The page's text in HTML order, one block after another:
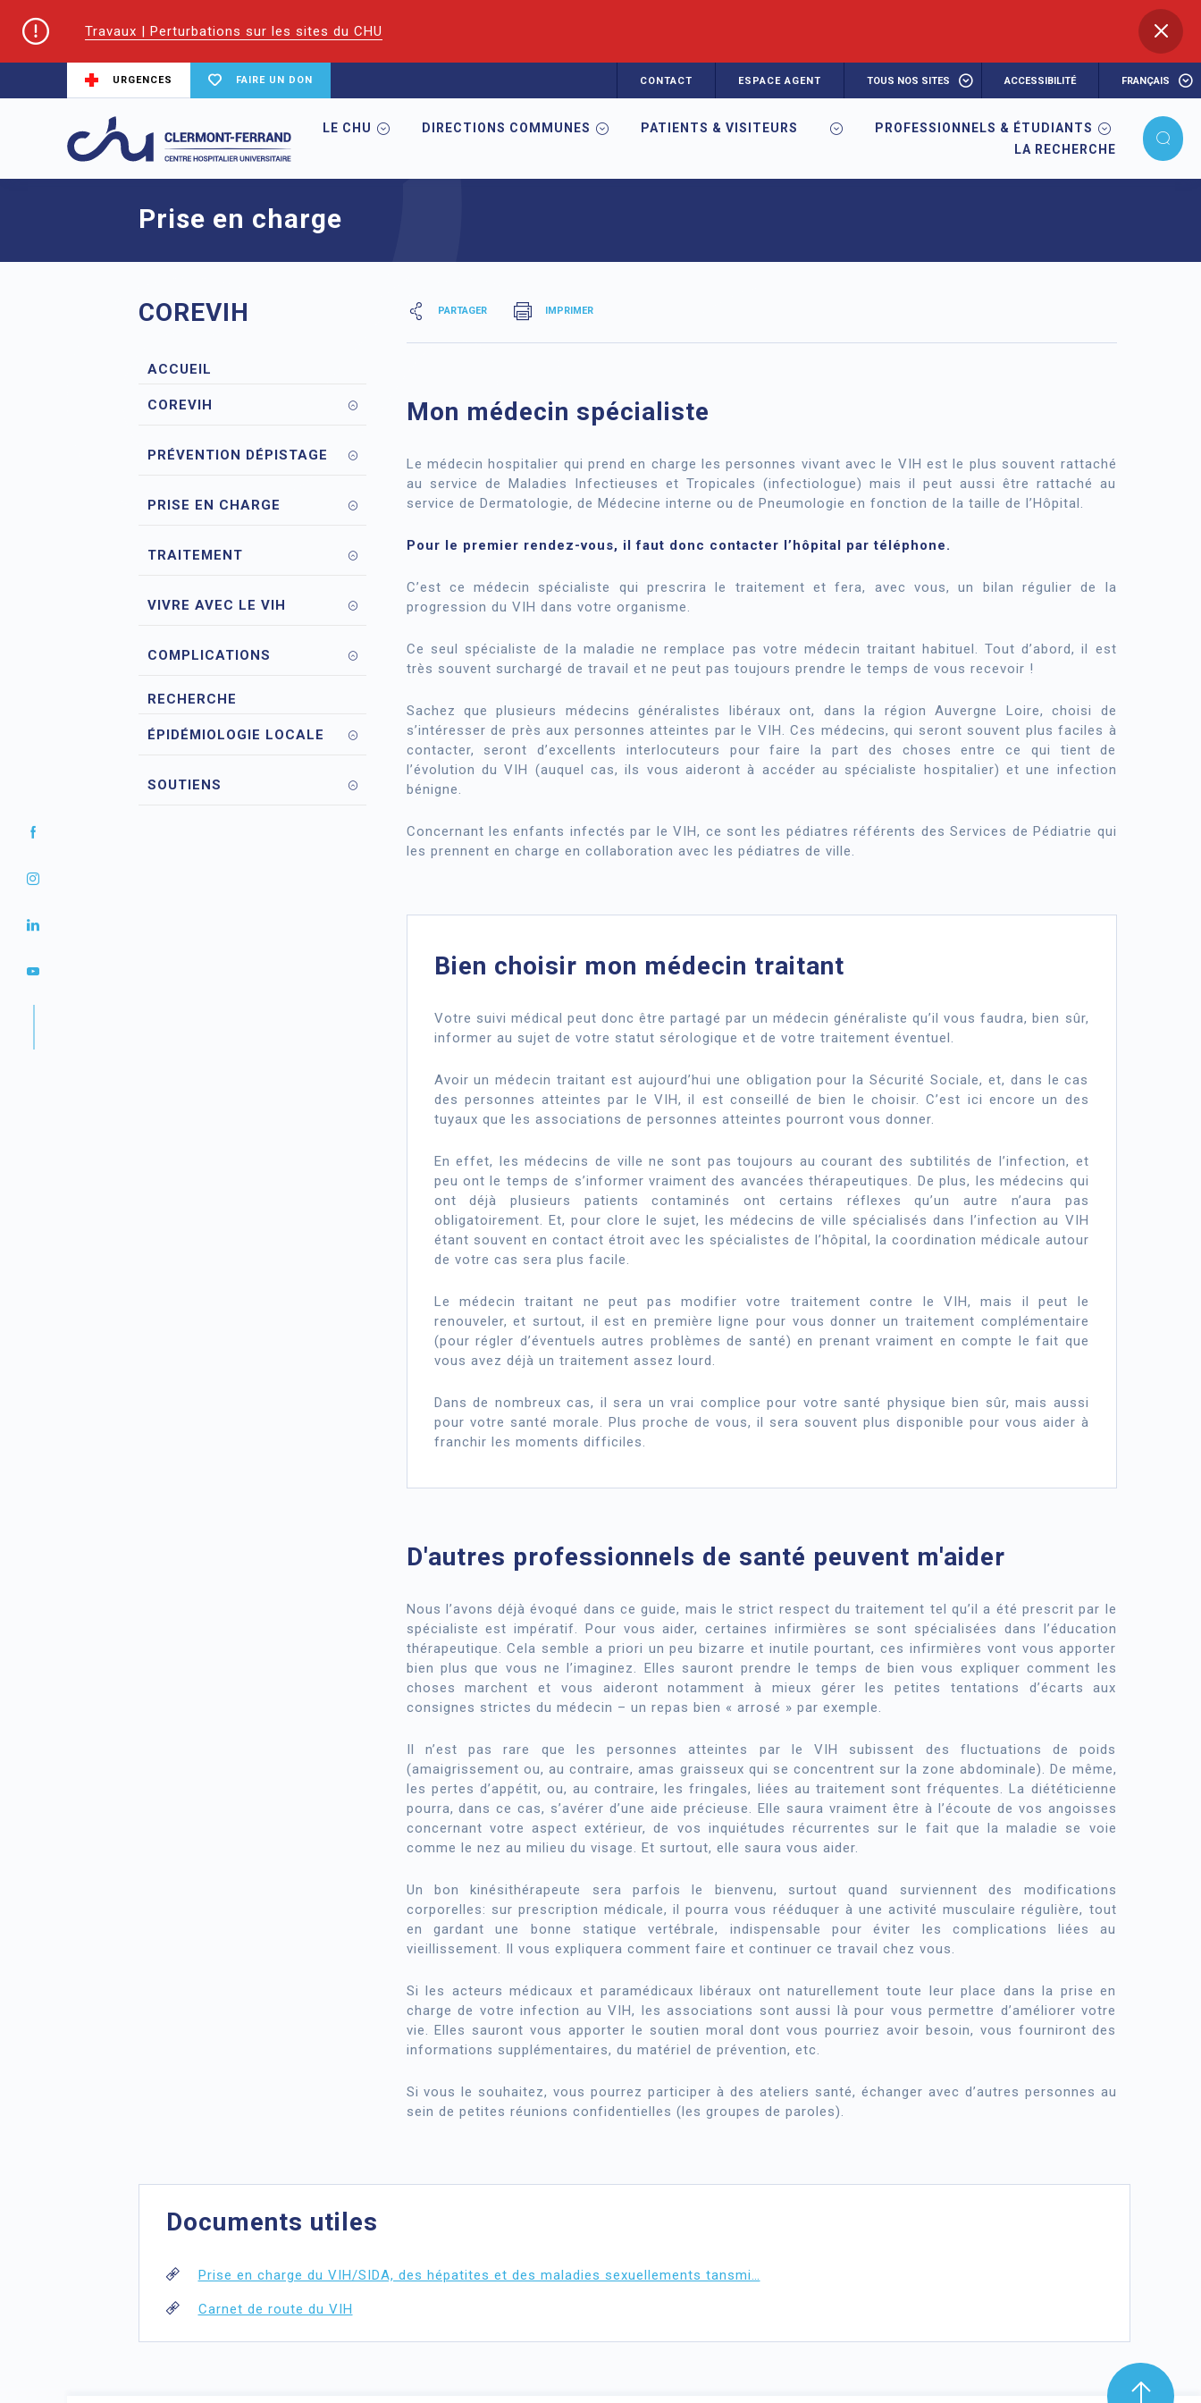
Travaux | Perturbations sur les sites du CHU
URGENCES FAIRE UN DON CONTACT ESPACE AGENT TOUS NOS SITES ACCESSIBILITÉ FRANÇAIS
LE CHU DIRECTIONS COMMUNES PATIENTS & VISITEURS
PROFESSIONNELS & ÉTUDIANTS
LA RECHERCHE
Accueil CoReSS Auvergne Loire Prise en charge
Prise en charge
COREVIH
ACCUEIL
COREVIH
PRÉVENTION DÉPISTAGE
PRISE EN CHARGE
TRAITEMENT
VIVRE AVEC LE VIH
COMPLICATIONS
RECHERCHE
ÉPIDÉMIOLOGIE LOCALE
SOUTIENS
PARTAGER IMPRIMER
Mon médecin spécialiste
Le médecin hospitalier qui prend en charge les personnes vivant avec le VIH est le plus souvent rattaché
au service de Maladies Infectieuses et Tropicales (infectiologue) mais il peut aussi être rattaché au
service de Dermatologie, de Médecine interne ou de Pneumologie en fonction de la taille de l’Hôpital.
Pour le premier rendez-vous, il faut donc contacter l’hôpital par téléphone.
C’est ce médecin spécialiste qui prescrira le traitement et fera, avec vous, un bilan régulier de la
progression du VIH dans votre organisme.
Ce seul spécialiste de la maladie ne remplace pas votre médecin traitant habituel. Tout d’abord, il est
très souvent surchargé de travail et ne peut pas toujours prendre le temps de vous recevoir !
Sachez que plusieurs médecins généralistes libéraux ont, dans la région Auvergne Loire, choisi de
s’intéresser de près aux personnes atteintes par le VIH. Ces médecins, qui seront souvent plus faciles à
contacter, seront d’excellents interlocuteurs pour faire la part des choses entre ce qui tient de
l’évolution du VIH (auquel cas, ils vous aideront à accéder au spécialiste hospitalier) et une infection
bénigne.
Concernant les enfants infectés par le VIH, ce sont les pédiatres référents des Services de Pédiatrie qui
les prennent en charge en collaboration avec les pédiatres de ville.
Bien choisir mon médecin traitant
Votre suivi médical peut donc être partagé par un médecin généraliste qu’il vous faudra, bien sûr,
informer au sujet de votre statut sérologique et de votre traitement éventuel.
Avoir un médecin traitant est aujourd’hui une obligation pour la Sécurité Sociale, et, dans le cas
des personnes atteintes par le VIH, il est conseillé de bien le choisir. C’est ici encore un des
tuyaux que les associations de personnes atteintes pourront vous donner.
En effet, les médecins de ville ne sont pas toujours au courant des subtilités de l’infection, et
peu ont le temps de s’informer vraiment des avancées thérapeutiques. De plus, les médecins qui
ont déjà plusieurs patients contaminés ont certains réflexes qu’un autre n’aura pas
obligatoirement. Et, pour clore le sujet, les médecins de ville spécialisés dans l’infection au VIH
étant souvent en contact étroit avec les spécialistes de l’hôpital, la coordination médicale autour
de votre cas sera plus facile.
Le médecin traitant ne peut pas modifier votre traitement contre le VIH, mais il peut le
renouveler, et surtout, il est en première ligne pour vous donner un traitement complémentaire
(pour régler d’éventuels autres problèmes de santé) en prenant vraiment en compte le fait que
vous avez déjà un traitement assez lourd.
Dans de nombreux cas, il sera un vrai complice pour votre santé physique bien sûr, mais aussi
pour votre santé morale. Plus proche de vous, il sera souvent plus disponible pour vous aider à
franchir les moments difficiles.
D'autres professionnels de santé peuvent m'aider
Nous l’avons déjà évoqué dans ce guide, mais le strict respect du traitement tel qu’il a été prescrit par le
spécialiste est impératif. Pour vous aider, certaines infirmières se sont spécialisées dans l’éducation
thérapeutique. Cela semble a priori un peu bizarre et inutile pourtant, ces infirmières vont vous apporter
bien plus que vous ne l’imaginez. Elles sauront prendre le temps de bien vous expliquer comment les
choses marchent et vous aideront notamment à mieux gérer les petites tentations d’écarts aux
consignes strictes du médecin – un repas bien « arrosé » par exemple.
Il n’est pas rare que les personnes atteintes par le VIH subissent des fluctuations de poids
(amaigrissement ou, au contraire, amas graisseux qui se concentrent sur la zone abdominale). De même,
les pertes d’appétit, ou, au contraire, les fringales, liées au traitement sont fréquentes. La diététicienne
pourra, dans ce cas, s’avérer d’une aide précieuse. Elle saura vraiment être à l’écoute de vos angoisses
concernant votre aspect extérieur, de vos inquiétudes récurrentes sur le fait que la maladie se voie
comme le nez au milieu du visage. Et surtout, elle saura vous aider.
Un bon kinésithérapeute sera parfois le bienvenu, surtout quand surviennent des modifications
corporelles: sur prescription médicale, il pourra vous rééduquer à une activité musculaire régulière, tout
en gardant une bonne statique vertébrale, indispensable pour éviter les complications liées au
vieillissement. Il vous expliquera comment faire et continuer ce travail chez vous.
Si les acteurs médicaux et paramédicaux libéraux ont naturellement toute leur place dans la prise en
charge de votre infection au VIH, les associations sont aussi là pour vous permettre d’améliorer votre
vie. Elles sauront vous apporter le soutien moral dont vous pourriez avoir besoin, vous fourniront des
informations supplémentaires, du matériel de prévention, etc.
Si vous le souhaitez, vous pourrez participer à des ateliers santé, échanger avec d’autres personnes au
sein de petites réunions confidentielles (les groupes de paroles).
Documents utiles
Prise en charge du VIH/SIDA, des hépatites et des maladies sexuellements tansmi…
Carnet de route du VIH